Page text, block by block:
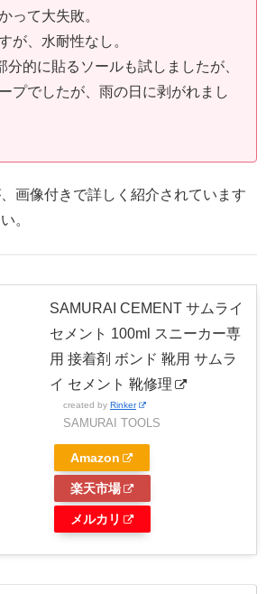
って大失敗。
が、水耐性なし。
分的に貼るソールも試しましたが、
プでしたが、雨の日に剥がれまし
画像付きで詳しく紹介されています
。
SAMURAI CEMENT サムライ
セメント 100ml スニーカー専
用 接着剤 ボンド 靴用 サムラ
イ セメント 靴修理
created by Rinker
SAMURAI TOOLS
Amazon
楽天市場
メルカリ